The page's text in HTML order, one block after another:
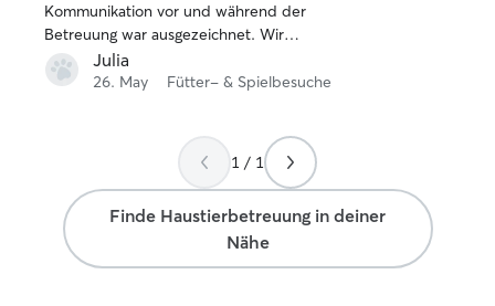
Kommunikation vor und während der
Betreuung war ausgezeichnet. Wir
können ihn daher uneingeschränkt
weiterempfehlen!
Julia
26. May Fütter- & Spielbesuche
1 / 1
Finde Haustierbetreuung in deiner
Nähe